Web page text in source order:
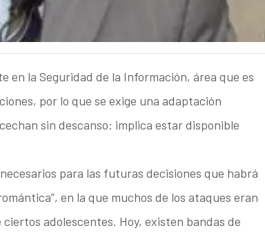
la Seguridad de la Información, área que es
por lo que se exige una adaptación
sin descanso: implica estar disponible
para las futuras decisiones que habrá
en la que muchos de los ataques eran
adolescentes. Hoy, existen bandas de